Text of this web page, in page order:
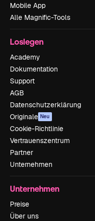
Mobile App
Alle Magnific-Tools
Loslegen
Academy
Dokumentation
Support
AGB
Datenschutzerklärung
Originale Neu
Cookie-Richtlinie
Vertrauenszentrum
Partner
Unternehmen
Unternehmen
Preise
Über uns